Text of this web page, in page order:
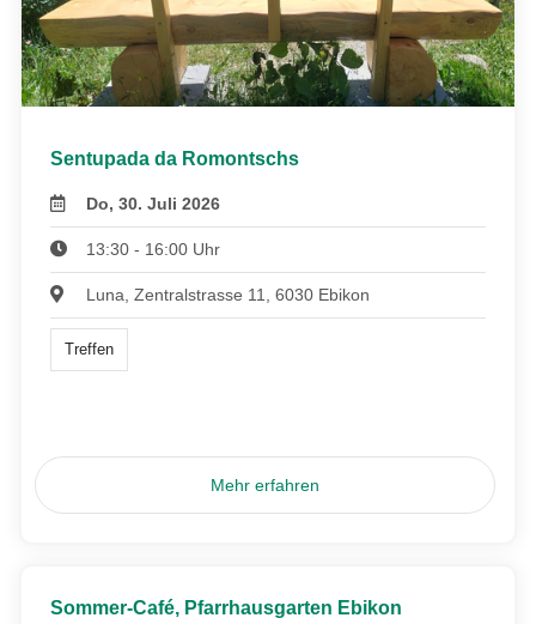
Sentupada da Romontschs
Do, 30. Juli 2026
13:30 - 16:00 Uhr
Luna, Zentralstrasse 11, 6030 Ebikon
Treffen
Mehr erfahren
Sommer-Café, Pfarrhausgarten Ebikon